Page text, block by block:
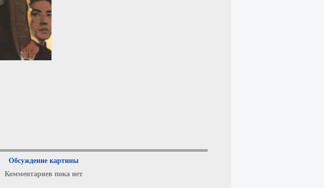
Обсуждение картины
Комментариев пока нет